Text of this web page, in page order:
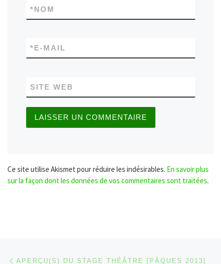
NOM
*
E-MAIL
*
SITE WEB
Ce site utilise Akismet pour réduire les indésirables. En savoir plus
sur la façon dont les données de vos commentaires sont traitées.
Parcourir les articles
APERÇU(S) DU STAGE THÉÂTRE [PÂQUES 2013]